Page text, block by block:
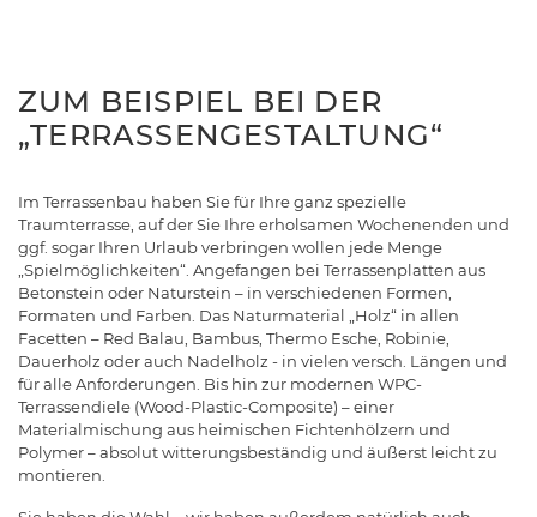
ZUM BEISPIEL BEI DER
„TERRASSENGESTALTUNG“
Im Terrassenbau haben Sie für Ihre ganz spezielle
Traumterrasse, auf der Sie Ihre erholsamen Wochenenden und
ggf. sogar Ihren Urlaub verbringen wollen jede Menge
„Spielmöglichkeiten“. Angefangen bei Terrassenplatten aus
Betonstein oder Naturstein – in verschiedenen Formen,
Formaten und Farben. Das Naturmaterial „Holz“ in allen
Facetten – Red Balau, Bambus, Thermo Esche, Robinie,
Dauerholz oder auch Nadelholz - in vielen versch. Längen und
für alle Anforderungen. Bis hin zur modernen WPC-
Terrassendiele (Wood-Plastic-Composite) – einer
Materialmischung aus heimischen Fichtenhölzern und
Polymer – absolut witterungsbeständig und äußerst leicht zu
montieren.